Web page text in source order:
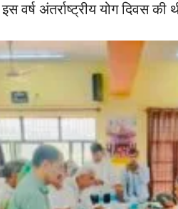
वर्ष अंतर्राष्ट्रीय योग दिवस